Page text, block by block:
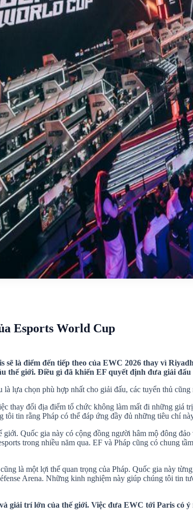
Esports World Cup
là điểm đến tiếp theo của EWC 2026 thay vì
thế giới. Điều gì đã khiến EF quyết định đưa giải
lựa chọn phù hợp nhất cho giải đấu, các tuyển thủ
thay đổi địa điểm tổ chức không làm mất đi những giá
tôi tin rằng Pháp có thể đáp ứng đầy đủ những tiêu chí
Quốc gia này có cộng đồng người hâm mộ đông
trong nhiều năm qua. EF và Pháp cũng có chung
là một lợi thế quan trọng của Pháp. Quốc gia này
Arena. Những kinh nghiệm này giúp chúng tôi tin
giải trí lớn của thế giới. Việc đưa EWC tới Paris có